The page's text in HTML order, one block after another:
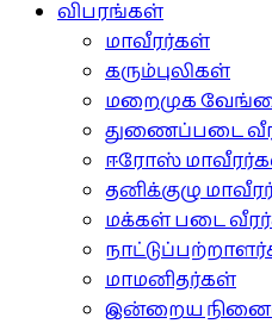
விபரங்கள்
மாவீரர்கள்
கரும்புலிகள்
மறைமுக
துணைப்படை
ஈரோஸ்
தனிக்குழு
மக்கள் படை
மாமனிதர்கள்
இன்றைய